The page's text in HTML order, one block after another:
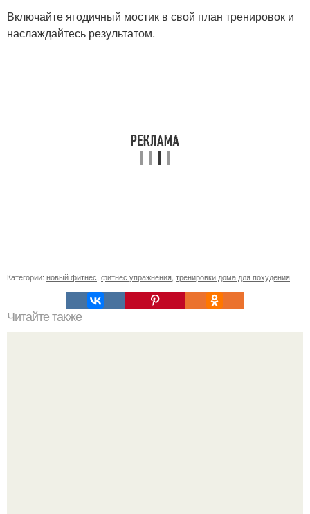
Включайте ягодичный мостик в свой план тренировок и
наслаждайтесь результатом.
Категории: новый фитнес фитнес упражнения тренировки дома для похудения
Читайте также